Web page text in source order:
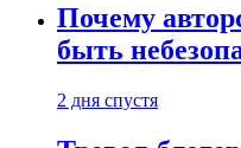
Почему
быть
2 дня спустя